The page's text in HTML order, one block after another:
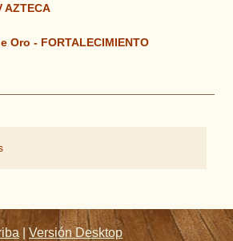
AZTECA
Oro - FORTALECIMIENTO
|Versión Desktop